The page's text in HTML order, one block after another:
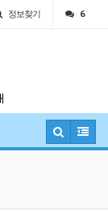
정보찾기 6